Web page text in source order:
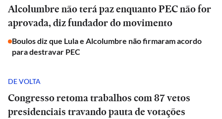
Alcolumbre não terá paz enquanto PEC não for
aprovada, diz fundador do movimento
Boulos diz que Lula e Alcolumbre não firmaram acordo
para destravar PEC
DE VOLTA
Congresso retoma trabalhos com 87 vetos
presidenciais travando pauta de votações